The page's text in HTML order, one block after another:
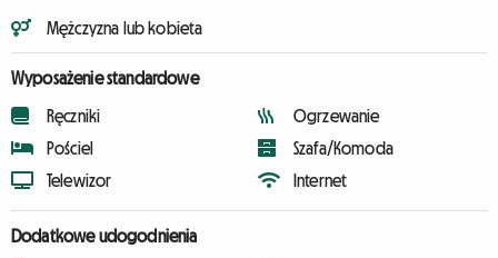
Mężczyzna lub kobieta
Wyposażenie standardowe
Ręczniki
Pościel
Telewizor
Ogrzewanie
Szafa/Komoda
Internet
Dodatkowe udogodnienia